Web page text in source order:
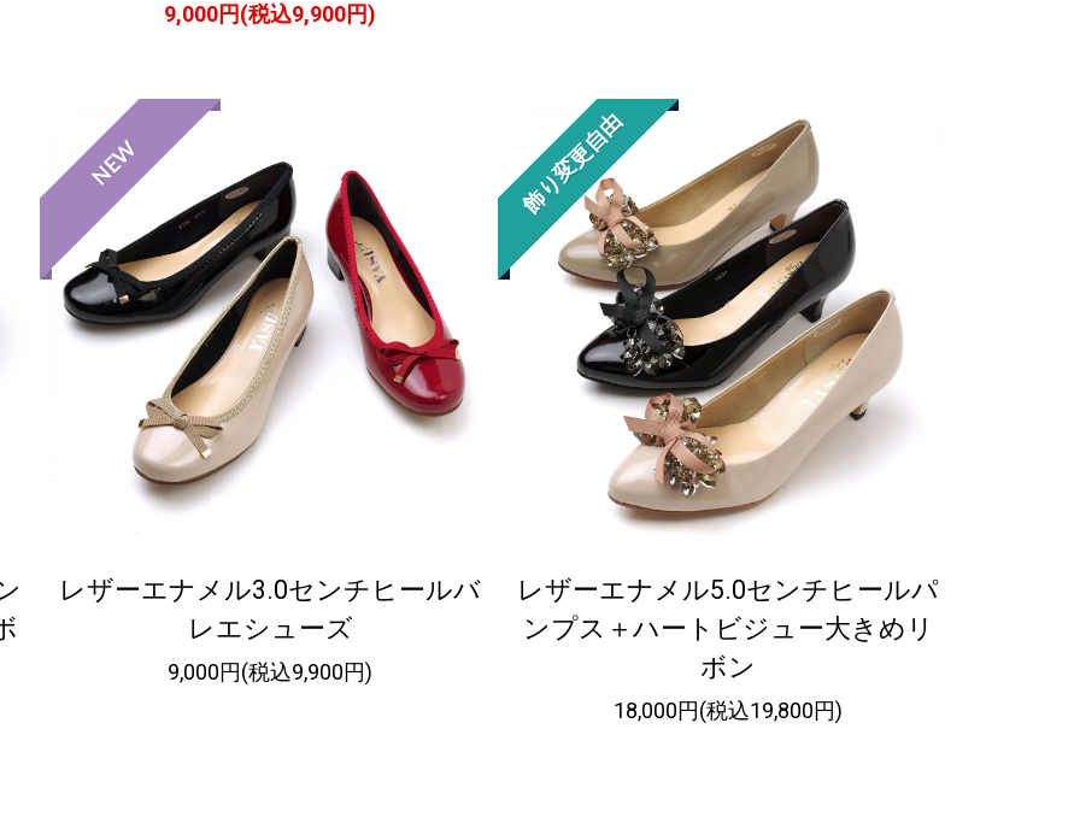
9,000円(税込9,900円)
NEW
レザーエナメル3.0センチヒールバ
レエシューズ
9,000円(税込9,900円)
飾り変更自由
レザーエナメル5.0センチヒールパ
ンプス＋ハートビジュー大きめリ
ボン
18,000円(税込19,800円)